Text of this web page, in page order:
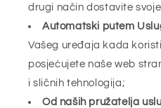
drugi način dostavite
Automatski putem
Vašeg uređaja kada
posjećujete naše web
i sličnih tehnologija;
Od naših pružatelja